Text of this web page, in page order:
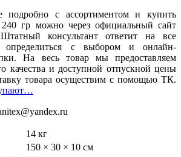
подробно с ассортиментом и купить
240 гр можно через официальный сайт
консультант ответит на все
определиться с выбором и онлайн-
На весь товар мы предоставляем
качества и доступной отпускной цены
товара осуществим с помощью ТК.
14 кг
150 × 30 × 10 см